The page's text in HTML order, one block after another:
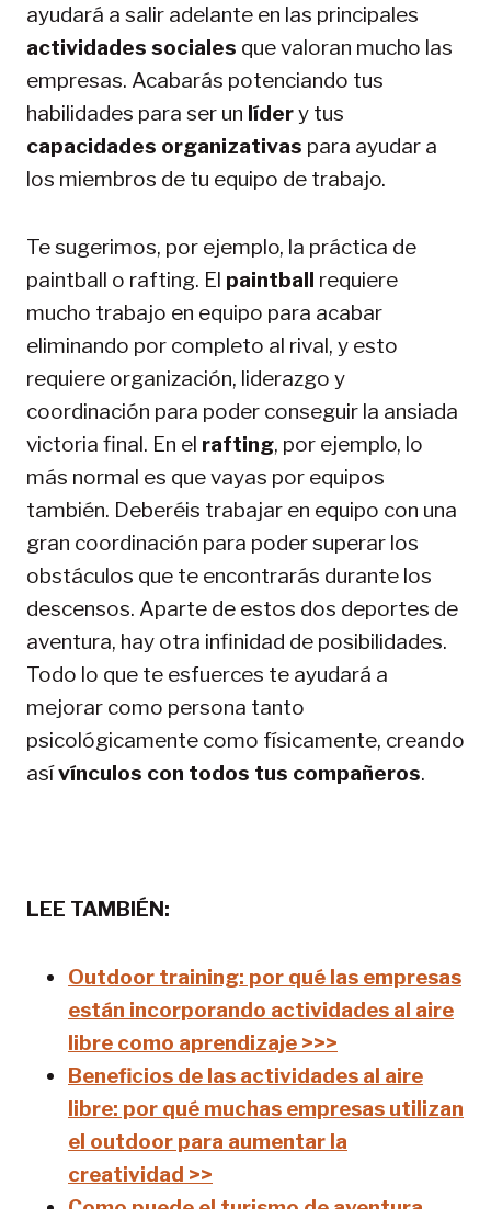
ayudará a salir adelante en las principales
actividades sociales que valoran mucho las
empresas. Acabarás potenciando tus
habilidades para ser un lídery tus
capacidades organizativas para ayudar a
los miembros de tu equipo de trabajo.
Te sugerimos, por ejemplo, la práctica de
paintball o rafting. El paintball requiere
mucho trabajo en equipo para acabar
eliminando por completo al rival, y esto
requiere organización, liderazgo y
coordinación para poder conseguir la ansiada
victoria final. En el rafting, por ejemplo, lo
más normal es que vayas por equipos
también. Deberéis trabajar en equipo con una
gran coordinación para poder superar los
obstáculos que te encontrarás durante los
descensos. Aparte de estos dos deportes de
aventura, hay otra infinidad de posibilidades.
Todo lo que te esfuerces te ayudará a
mejorar como persona tanto
psicológicamente como físicamente, creando
asívínculos con todos tus compañeros.
LEE TAMBIÉN:
Outdoor training: por qué las empresas
están incorporando actividades al aire
libre como aprendizaje >>>
Beneficios de las actividades al aire
libre: por qué muchas empresas utilizan
el outdoor para aumentar la
creatividad >>